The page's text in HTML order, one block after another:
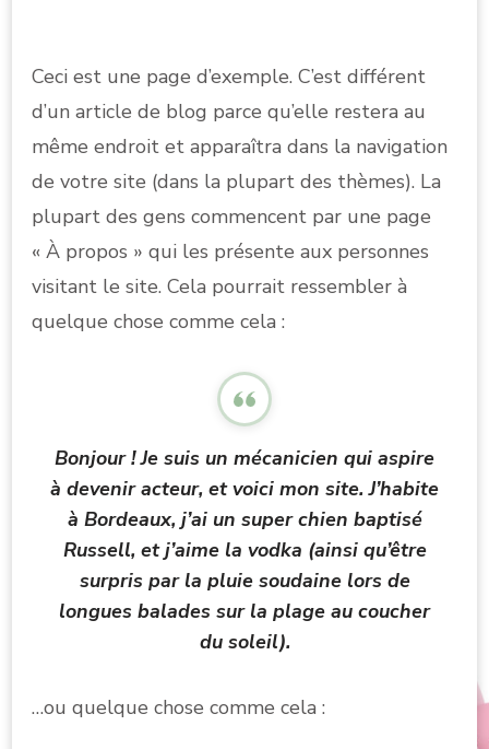
Ceci est une page d’exemple. C’est différent
d’un article de blog parce qu’elle restera au
même endroit et apparaîtra dans la navigation
de votre site (dans la plupart des thèmes). La
plupart des gens commencent par une page
« À propos » qui les présente aux personnes
visitant le site. Cela pourrait ressembler à
quelque chose comme cela :
Bonjour ! Je suis un mécanicien qui aspire
à devenir acteur, et voici mon site. J’habite
à Bordeaux, j’ai un super chien baptisé
Russell, et j’aime la vodka (ainsi qu’être
surpris par la pluie soudaine lors de
longues balades sur la plage au coucher
du soleil).
…ou quelque chose comme cela :